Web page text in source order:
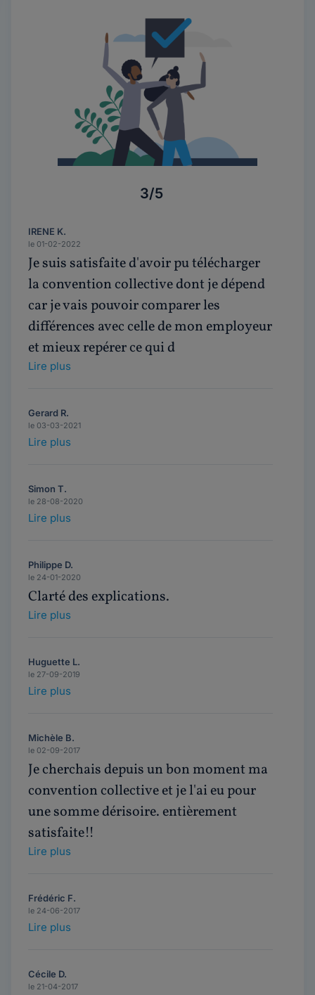
3/5
IRENE K.
le 01-02-2022
Je suis satisfaite d'avoir pu télécharger
la convention collective dont je dépend
car je vais pouvoir comparer les
différences avec celle de mon employeur
et mieux repérer ce qui d
Lire plus
Gerard R.
le 03-03-2021
Lire plus
Simon T.
le 28-08-2020
Lire plus
Philippe D.
le 24-01-2020
Clarté des explications.
Lire plus
Huguette L.
le 27-09-2019
Lire plus
Michèle B.
le 02-09-2017
Je cherchais depuis un bon moment ma
convention collective et je l'ai eu pour
une somme dérisoire. entièrement
satisfaite!!
Lire plus
Frédéric F.
le 24-06-2017
Lire plus
Cécile D.
le 21-04-2017